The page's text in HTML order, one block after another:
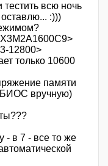
всю ночь
:)))
12800>
только 10600
памяти
БИОС вручную)
- в 7 - все то же